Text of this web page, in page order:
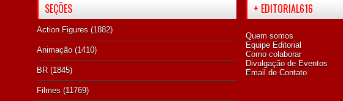
SEÇÕES
Action Figures (1882)
Animação (1410)
BR (1845)
Filmes (11769)
+ EDITORIAL616
Quem somos
Equipe Editorial
Como colaborar
Divulgação de Eventos
Email de Contato